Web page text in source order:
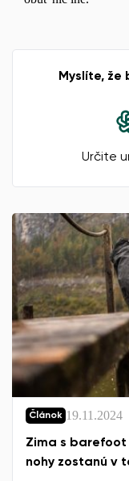
Myslíte,
Určite
Článok 19.11.2024
Zima s
nohy zostanú v